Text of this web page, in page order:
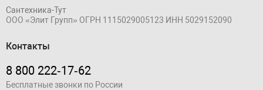
Сантехника-Тут
ООО «Элит Групп» ОГРН 1115029005123 ИНН 5029152090
Контакты
8 800 222‑17‑62
Бесплатные звонки по России